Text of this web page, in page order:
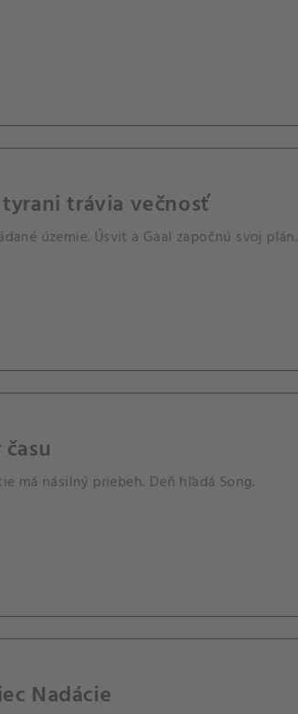
trávia večnosť
územie. Úsvit a Gaal započnú svoj plán.
má násilný priebeh. Deň hľadá Song.
Nadácie